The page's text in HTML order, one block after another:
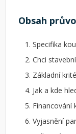
Obsah
Specifika
Chci
Základní
Jak a kde
Financování
Vyjasnění